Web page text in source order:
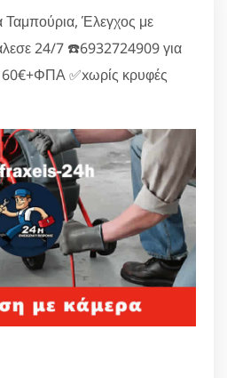
Ταμπούρια, Έλεγχος με
24/7 ☎️6932724909 για
60€+ΦΠΑ ✅xωρίς κρυφές